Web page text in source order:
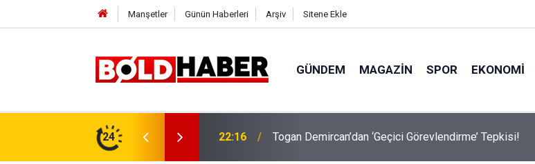
Manşetler Günün Haberleri Arşiv Sitene Ekle
GÜNDEM MAGAZIN SPOR EKONOMI
24 19:32 Sıcak Havalarda Ödem Şikayetini Hafife Almayın!